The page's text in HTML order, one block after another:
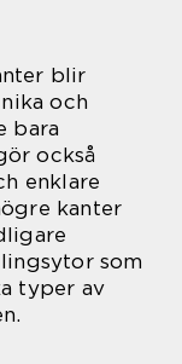
blir
och
bara
också
enklare
kanter
som
typer av